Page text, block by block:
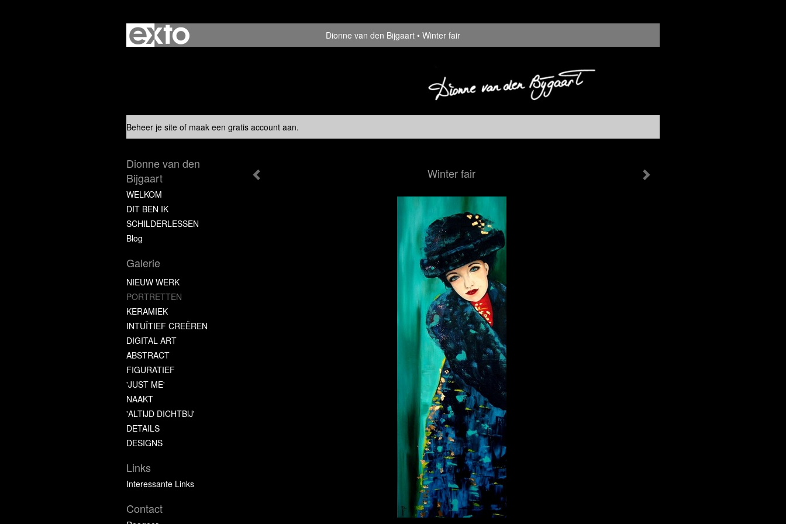
Dionne van den Bijgaart Winter fair
Beheer je site of maak een gratis account aan.
Winter fair
Dionne van den
Bijgaart
WELKOM
DIT BEN IK
SCHILDERLESSEN
Blog
Galerie
NIEUW WERK
PORTRETTEN
KERAMIEK
INTUÏTIEF CREËREN
DIGITAL ART
ABSTRACT
FIGURATIEF
'JUST ME'
NAAKT
'ALTIJD DICHTBIJ'
DETAILS
DESIGNS
Links
Interessante Links
Contact